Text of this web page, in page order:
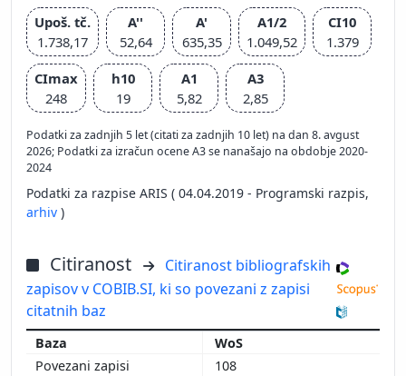
Upoš. tč.
1.738,17
A''
52,64
A'
635,35
A1/2
1.049,52
CI10
1.379
CImax
248
h10
19
A1
5,82
A3
2,85
Podatki za zadnjih 5 let (citati za zadnjih 10 let) na dan 8. avgust
2026; Podatki za izračun ocene A3 se nanašajo na obdobje 2020-
2024
Podatki za razpise ARIS ( 04.04.2019 - Programski razpis,
arhiv )
Citiranost
Citiranost bibliografskih
zapisov v COBIB.SI, ki so povezani z zapisi
citatnih baz
WoS
108